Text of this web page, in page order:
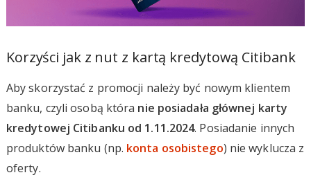
Korzyści jak z nut z kartą kredytową Citibank
Aby skorzystać z promocji należy być nowym klientem
banku, czyli osobą która nie posiadała głównej karty
kredytowej Citibanku od 1.11.2024. Posiadanie innych
produktów banku (np. konta osobistego) nie wyklucza z
oferty.